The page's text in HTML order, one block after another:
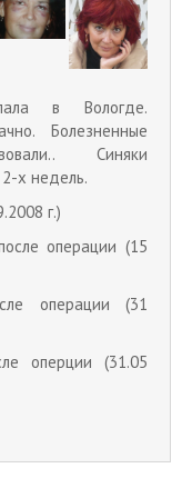
в Вологде.
Болезненные
Синяки
х недель.
г.)
операции (15
операции (31
оперции (31.05